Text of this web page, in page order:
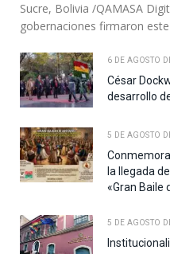
Sucre, Bolivia /QAMASA
gobernaciones firmaron
6 DE AGOSTO
César
desarrollo
5 DE AGOSTO
la llegada
«Gran Baile
5 DE AGOSTO